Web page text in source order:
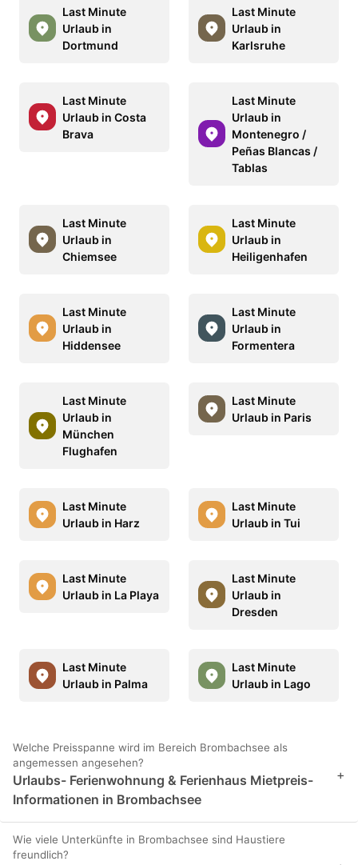
Last Minute
Urlaub in
Dortmund
Last Minute
Urlaub in
Karlsruhe
Last Minute
Urlaub in Costa
Brava
Last Minute
Urlaub in
Montenegro /
Peñas Blancas /
Tablas
Last Minute
Urlaub in
Chiemsee
Last Minute
Urlaub in
Heiligenhafen
Last Minute
Urlaub in
Hiddensee
Last Minute
Urlaub in
Formentera
Last Minute
Urlaub in
München
Flughafen
Last Minute
Urlaub in Paris
Last Minute
Urlaub in Harz
Last Minute
Urlaub in Tui
Last Minute
Urlaub in La Playa
Last Minute
Urlaub in
Dresden
Last Minute
Urlaub in Palma
Last Minute
Urlaub in Lago
Welche Preisspanne wird im Bereich Brombachsee als
angemessen angesehen?
Urlaubs- Ferienwohnung & Ferienhaus Mietpreis-
Informationen in Brombachsee
+
Wie viele Unterkünfte in Brombachsee sind Haustiere
freundlich?